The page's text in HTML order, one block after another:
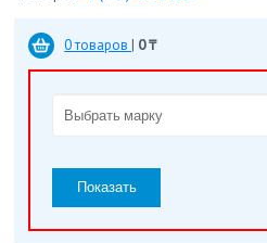
0 товаров | 0 ₸
Показать